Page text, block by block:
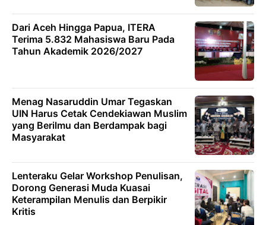
Dari Aceh Hingga Papua, ITERA
Terima 5.832 Mahasiswa Baru Pada
Tahun Akademik 2026/2027
Menag Nasaruddin Umar Tegaskan
UIN Harus Cetak Cendekiawan Muslim
yang Berilmu dan Berdampak bagi
Masyarakat
Lenteraku Gelar Workshop Penulisan,
Dorong Generasi Muda Kuasai
Keterampilan Menulis dan Berpikir
Kritis